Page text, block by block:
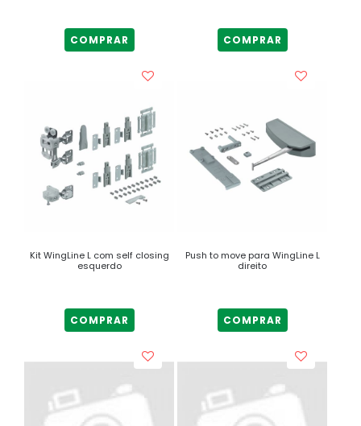
COMPRAR COMPRAR
Kit WingLine L com self closing
esquerdo
COMPRAR
Push to move para WingLine L
direito
COMPRAR